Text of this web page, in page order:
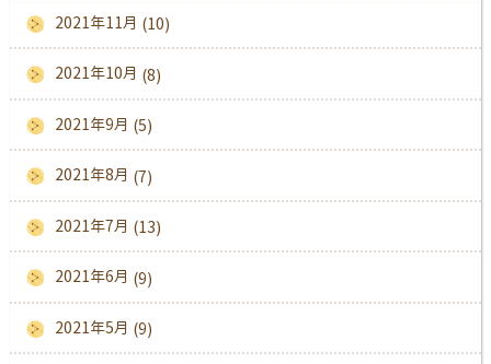
2021年11月 (10)
2021年10月 (8)
2021年9月 (5)
2021年8月 (7)
2021年7月 (13)
2021年6月 (9)
2021年5月 (9)